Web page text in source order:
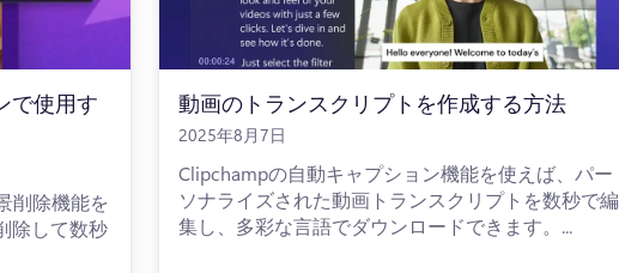
で使用す
削除機能を
除して数秒
動画のトランスクリプトを作成する方法
2025年8月7日
Clipchampの自動キャプション機能を使えば、パー
ソナライズされた動画トランスクリプトを数秒で編
集し、多彩な言語でダウンロードできます。...